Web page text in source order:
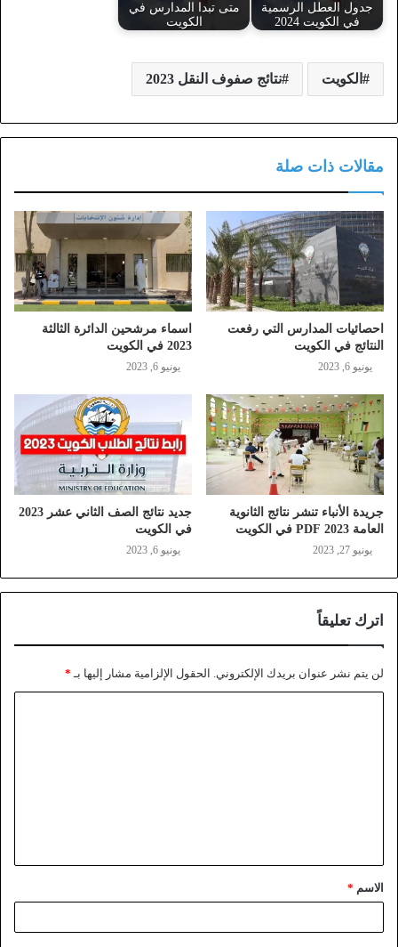
جدول العطل الرسمية
في الكويت 2024
متى تبدا المدارس في
الكويت
الكويت نتائج صفوف النقل 2023
مقالات ذات صلة
احصائيات المدارس التي رفعت
النتائج في الكويت
يونيو 6, 2023
اسماء مرشحين الدائرة الثالثة
2023 في الكويت
يونيو 6, 2023
جريدة الأنباء تنشر نتائج الثانوية
العامة 2023 PDF في الكويت
يونيو 27, 2023
جديد نتائج الصف الثاني عشر 2023
في الكويت
يونيو 6, 2023
اترك تعليقاً
لن يتم نشر عنوان بريدك الإلكتروني. الحقول الإلزامية مشار إليها بـ *
الاسم *